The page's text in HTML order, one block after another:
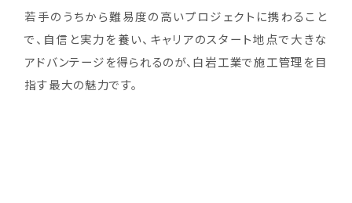
若手のうちから難易度の高いプロジェクトに携わること
で、自信と実力を養い、キャリアのスタート地点で大きな
アドバンテージを得られるのが、白岩工業で施工管理を目
指す最大の魅力です。